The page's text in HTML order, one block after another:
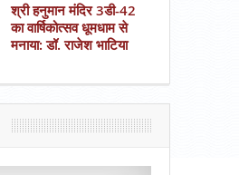
श्री हनुमान मंदिर 3डी-42
का वार्षिकोत्सव धूमधाम से
मनाया: डॉ. राजेश भाटिया